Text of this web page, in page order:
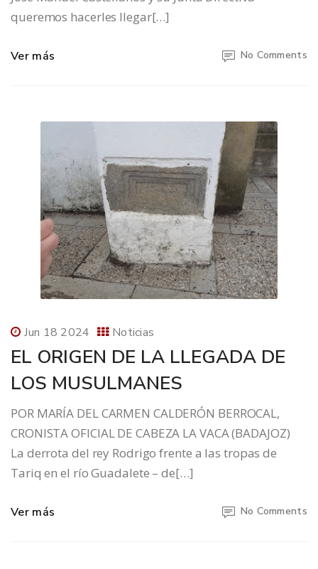
queremos hacerles llegar[…]
Ver más No Comments
Jun 18 2024 Noticias
EL ORIGEN DE LA LLEGADA DE
LOS MUSULMANES
POR MARÍA DEL CARMEN CALDERÓN BERROCAL,
CRONISTA OFICIAL DE CABEZA LA VACA (BADAJOZ)
La derrota del rey Rodrigo frente a las tropas de
Tariq en el río Guadalete – de[…]
Ver más No Comments